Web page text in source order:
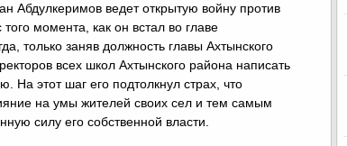
Абдулкеримов ведет открытую войну против
момента, как он встал во главе
только заняв должность главы Ахтынского
всех школ Ахтынского района написать
На этот шаг его подтолкнул страх, что
на умы жителей своих сел и тем самым
силу его собственной власти.